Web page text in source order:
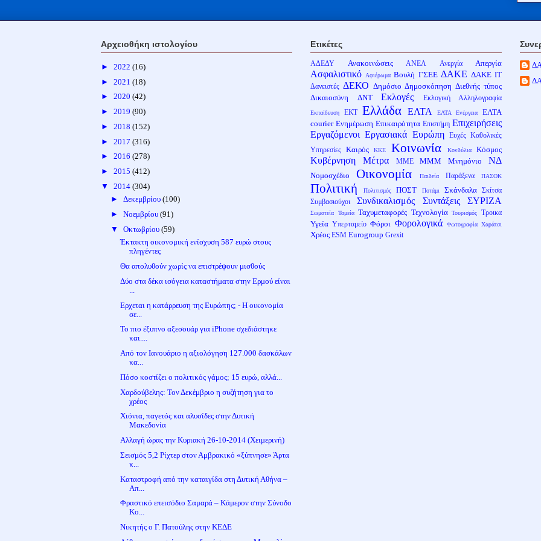
Αρχειοθήκη ιστολογίου
► 2022 (16)
► 2021 (18)
► 2020 (42)
► 2019 (90)
► 2018 (152)
► 2017 (316)
► 2016 (278)
► 2015 (412)
▼ 2014 (304)
► Δεκεμβρίου (100)
► Νοεμβρίου (91)
▼ Οκτωβρίου (59)
Έκτακτη οικονομική ενίσχυση 587 ευρώ στους
πληγέντες
Θα απολυθούν χωρίς να επιστρέψουν μισθούς
Δύο στα δέκα ισόγεια καταστήματα στην Ερμού είναι
Ερχεται η κατάρρευση της Ευρώπης; - Η οικονομία
σε...
Το πιο έξυπνο αξεσουάρ για iPhone σχεδιάστηκε
και....
Από τον Ιανουάριο η αξιολόγηση 127.000 δασκάλων
κα...
Πόσο κοστίζει ο πολιτικός γάμος; 15 ευρώ, αλλά...
Χαρδούβελης: Τον Δεκέμβριο η συζήτηση για το
χρέος
Χιόνια, παγετός και αλυσίδες στην Δυτική
Μακεδονία
Αλλαγή ώρας την Κυριακή 26-10-2014 (Χειμερινή)
Σεισμός 5,2 Ρίχτερ στον Αμβρακικό «ξύπνησε» Άρτα
κ...
Καταστροφή από την καταιγίδα στη Δυτική Αθήνα –
Απ...
Φραστικό επεισόδιο Σαμαρά – Κάμερον στην Σύνοδο
Κο...
Νικητής ο Γ. Πατούλης στην ΚΕΔΕ
Ετικέτες
ΑΔΕΔΥ Ανακοινώσεις ΑΝΕΛ Ανεργία Απεργία
Ασφαλιστικό Αφιέρωμα Βουλή ΓΣΕΕ ΔΑΚΕ ΔΑΚΕ ΙΤ
Δανειστές ΔΕΚΟ Δημόσιο Δημοσκόπηση Διεθνής τύπος
Δικαιοσύνη
ΔΝΤ Εκλογές Εκλογική Αλληλογραφία
Εκπαίδευση ΕΚΤ Ελλάδα ΕΛΤΑ ΕΛΤΑ Ενέργεια
ΕΛΤΑ
courier Ενημέρωση Επικαιρότητα Επιστήμη Επιχειρήσεις
Εργαζόμενοι Εργασιακά Ευρώπη Ευχές Καθολικές
Υπηρεσίες
Καιρός ΚΚΕ Κοινωνία Κονδύλια Κόσμος
Κυβέρνηση Μέτρα ΜΜΕ ΜΜΜ Μνημόνιο ΝΔ
Νομοσχέδιο Οικονομία Παιδεία Παράξενα ΠΑΣΟΚ
Πολιτική Πολιτισμός ΠΟΣΤ Ποτάμι Σκάνδαλα
Σκίτσα
Συμβασιούχοι
Συνδικαλισμός Συντάξεις ΣΥΡΙΖΑ
Σωματεία Ταμεία Ταχυμεταφορές Τεχνολογία Τουρισμός Τροικα
Υγεία Υπερταμείο Φόροι Φορολογικά Φωτογραφία Χαράτσι
Χρέος ESM Eurogroup Grexit